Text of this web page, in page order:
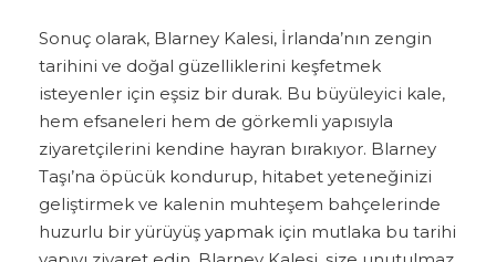
Sonuç olarak, Blarney Kalesi, İrlanda’nın zengin
tarihini ve doğal güzelliklerini keşfetmek
isteyenler için eşsiz bir durak. Bu büyüleyici kale,
hem efsaneleri hem de görkemli yapısıyla
ziyaretçilerini kendine hayran bırakıyor. Blarney
Taşı’na öpücük kondurup, hitabet yeteneğinizi
geliştirmek ve kalenin muhteşem bahçelerinde
huzurlu bir yürüyüş yapmak için mutlaka bu tarihi